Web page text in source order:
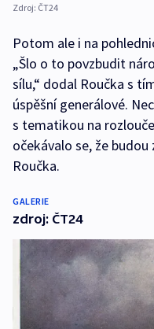
Zdroj: ČT24
Potom ale i na
„Šlo o to povzbudit
sílu,“ dodal Roučka s
úspěšní generálové.
s tematikou na
očekávalo se, že
Roučka.
GALERIE
zdroj: ČT24